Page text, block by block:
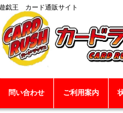
戯王 カード通販サイト
問い合わせ ご利用案内